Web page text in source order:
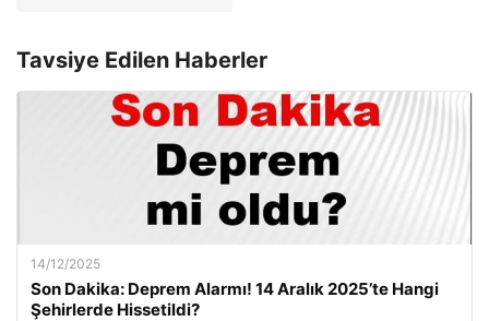
Tavsiye Edilen Haberler
14/12/2025
Son Dakika: Deprem Alarmı! 14 Aralık 2025’te Hangi
Şehirlerde Hissetildi?